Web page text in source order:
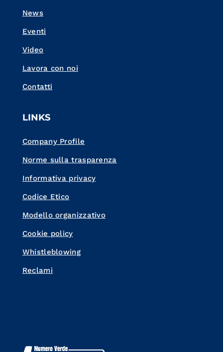
News
Eventi
Video
Lavora con noi
Contatti
LINKS
Company Profile
Norme sulla trasparenza
Informativa privacy
Codice Etico
Modello organizzativo
Cookie policy
Whistleblowing
Reclami